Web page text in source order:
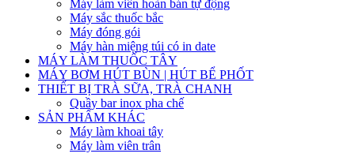
Máy làm viên hoàn bán tự động
Máy sắc thuốc bắc
Máy đóng gói
Máy hàn miệng túi có in date
MÁY LÀM THUỐC TÂY
MÁY BƠM HÚT BÙN | HÚT BỂ PHỐT
THIẾT BỊ TRÀ SỮA, TRÀ CHANH
Quầy bar inox pha chế
SẢN PHẨM KHÁC
Máy làm khoai tây
Máy làm viên trân